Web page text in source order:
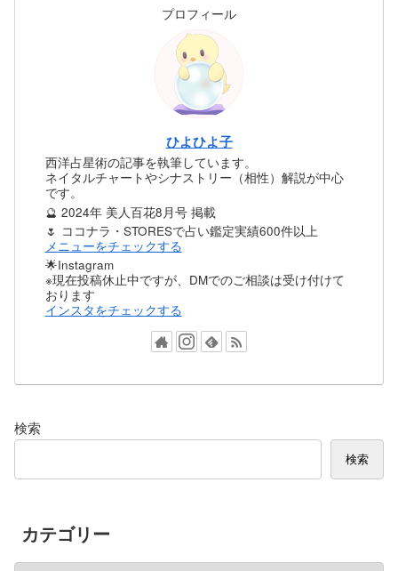
プロフィール
ひよひよ子
西洋占星術の記事を執筆しています。
ネイタルチャートやシナストリー（相性）解説が中心
です。
🔮 2024年 美人百花8月号 掲載
🌷 ココナラ・STORESで占い鑑定実績600件以上
メニューをチェックする
🌟Instagram
※現在投稿休止中ですが、DMでのご相談は受け付けて
おります
インスタをチェックする
検索
検索
カテゴリー